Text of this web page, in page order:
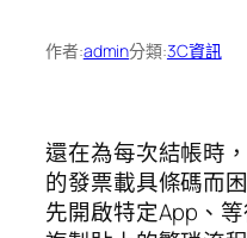
作者:admin分類:3C資訊
還在為每次結帳時
的發票載具條碼而
先開啟特定App、